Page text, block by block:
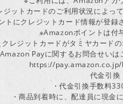
ジットカードのご利用状況によっ
にクレジットカード情報が登録
※Amazonポイントは付
レジットカードがタミヤカード
Amazon Payに関するお問合せいは
https://
代金引換
・代金引換手数料
・商品到着時に、配達員に現金